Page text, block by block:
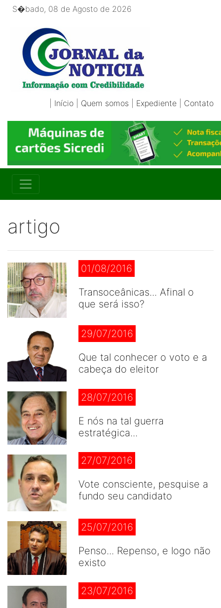
S�bado, 08 de Agosto de 2026
Início Quem somos Expediente Contato
artigo
01/08/2016
Transoceânicas... Afinal o
que será isso?
29/07/2016
Que tal conhecer o voto e a
cabeça do eleitor
28/07/2016
E nós na tal guerra
estratégica...
27/07/2016
Vote consciente, pesquise a
fundo seu candidato
25/07/2016
Penso... Repenso, e logo não
existo
23/07/2016